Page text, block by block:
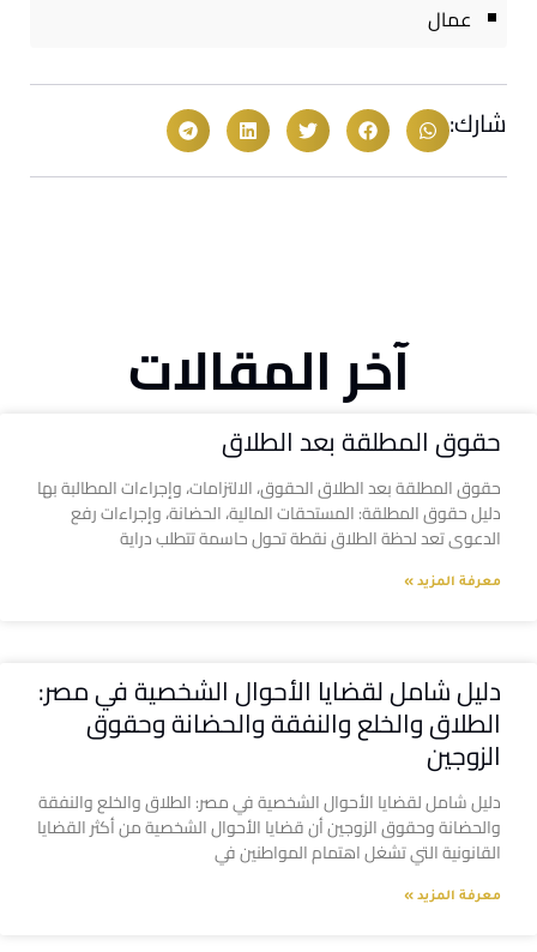
عمال
شارك:
آخر المقالات
حقوق المطلقة بعد الطلاق
حقوق المطلقة بعد الطلاق الحقوق، الالتزامات، وإجراءات المطالبة بها
دليل حقوق المطلقة: المستحقات المالية، الحضانة، وإجراءات رفع
الدعوى تعد لحظة الطلاق نقطة تحول حاسمة تتطلب دراية
معرفة المزيد »
دليل شامل لقضايا الأحوال الشخصية في مصر:
الطلاق والخلع والنفقة والحضانة وحقوق
الزوجين
دليل شامل لقضايا الأحوال الشخصية في مصر: الطلاق والخلع والنفقة
والحضانة وحقوق الزوجين أن قضايا الأحوال الشخصية من أكثر القضايا
القانونية التي تشغل اهتمام المواطنين في
معرفة المزيد »